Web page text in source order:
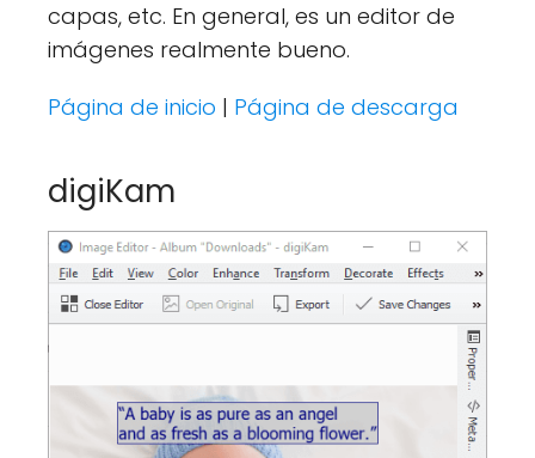
capas, etc. En general, es un editor de
imágenes realmente bueno.
Página de inicio | Página de descarga
digiKam